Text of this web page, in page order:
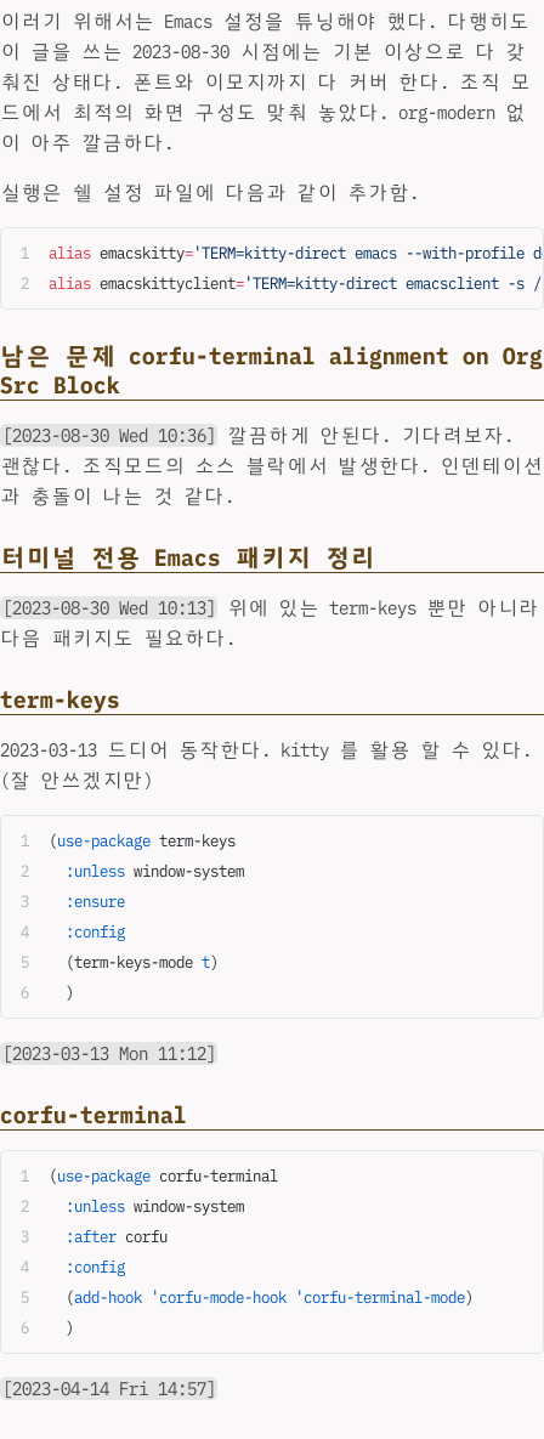
이러기 위해서는 Emacs 설정을 튜닝해야 했다. 다행히도
이 글을 쓰는 2023-08-30 시점에는 기본 이상으로 다 갖
춰진 상태다. 폰트와 이모지까지 다 커버 한다. 조직 모
드에서 최적의 화면 구성도 맞춰 놓았다. org-modern 없
이 아주 깔금하다.
실행은 쉘 설정 파일에 다음과 같이 추가함.
alias emacskitty='TERM=kitty-direct emacs --with-profile
alias emacskittyclient='TERM=kitty-direct emacsclient -s /
남은 문제 corfu-terminal alignment on Org
Src Block
[2023-08-30 Wed 10:36]
깔끔하게 안된다. 기다려보자.
괜찮다. 조직모드의 소스 블락에서 발생한다. 인덴테이션
과 충돌이 나는 것 같다.
터미널 전용 Emacs 패키지 정리
[2023-08-30 Wed 10:13]
위에 있는 term-keys 뿐만 아니라
다음 패키지도 필요하다.
term-keys
2023-03-13 드디어 동작한다. kitty 를 활용 할 수 있다.
(잘 안쓰겠지만)
(use-package term-keys
  :unless
window-system
  :ensure
  :config
  (term-keys-mode
t)
  )
[2023-03-13 Mon 11:12]
corfu-terminal
(use-package corfu-terminal
  :unless
window-system
  :after
corfu
  :config
  (
add-hook 'corfu-mode-hook 'corfu-terminal-mode)
  )
[2023-04-14 Fri 14:57]